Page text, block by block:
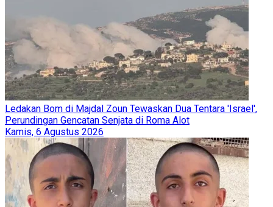
Ledakan Bom di Majdal Zoun Tewaskan Dua Tentara 'Israel',
Perundingan Gencatan Senjata di Roma Alot
Kamis, 6 Agustus 2026